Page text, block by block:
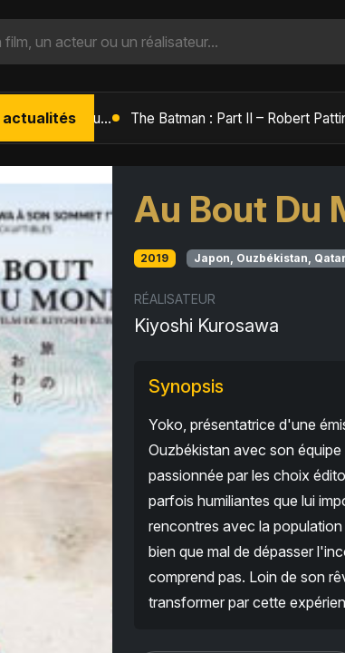
actualités L'Âge de Glace : Le Réveil du Volcan – Manny, Sid et Diego de retour pour une aventure explosive
Au Bout Du
2019 Japon, Ouzbékistan, Qatar
RÉALISATEUR
Kiyoshi Kurosawa
Synopsis
Yoko, présentatrice d'une
Ouzbékistan avec son
passionnée par les choix
parfois humiliantes que lui
rencontres avec la
bien que mal de dépasser
comprend pas. Loin de son
transformer par cette